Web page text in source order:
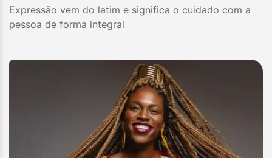
Expressão vem do latim e significa o cuidado com a
pessoa de forma integral